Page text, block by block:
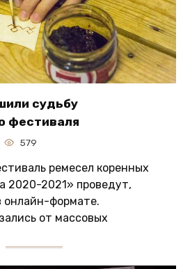
судьбу
фестиваля
579
ремесел коренных
2020-2021» проведут,
онлайн-формате.
от массовых